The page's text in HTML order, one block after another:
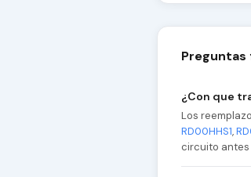
Preguntas
¿Con que
Los
RD00HHS1,
circuito antes